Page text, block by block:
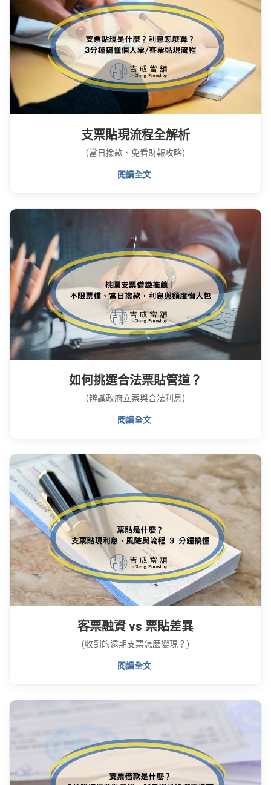
支票貼現流程全解析
(當日撥款、免看財報攻略)
閱讀全文
如何挑選合法票貼管道？
(辨識政府立案與合法利息)
閱讀全文
客票融資 vs 票貼差異
(收到的遠期支票怎麼變現？)
閱讀全文